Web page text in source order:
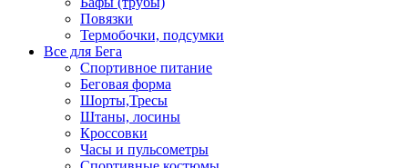
Повязки
Термобочки, подсумки
Все для Бега
Спортивное питание
Беговая форма
Шорты,Тресы
Штаны, лосины
Кроссовки
Часы и пульсометры